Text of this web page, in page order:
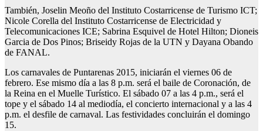
También, Joselin Meoño del Instituto Costarricense de Turismo ICT;
Nicole Corella del Instituto Costarricense de Electricidad y
Telecomunicaciones ICE; Sabrina Esquivel de Hotel Hilton; Dioneis
Garcia de Dos Pinos; Briseidy Rojas de la UTN y Dayana Obando
de FANAL.
Los carnavales de Puntarenas 2015, iniciarán el viernes 06 de
febrero. Ese mismo día a las 8 p.m. será el baile de Coronación, de
la Reina en el Muelle Turístico. El sábado 07 a las 4 p.m., será el
tope y el sábado 14 al mediodía, el concierto internacional y a las 4
p.m. el desfile de carnaval. Las festividades concluirán el domingo
15.